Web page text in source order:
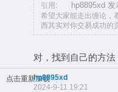
引用: hp8895xd
希望大家能走出缠论，
西其实对你交易成功的
对，找到自己的方法
点击重新加载hp8895xd
2024-9-11 19:21